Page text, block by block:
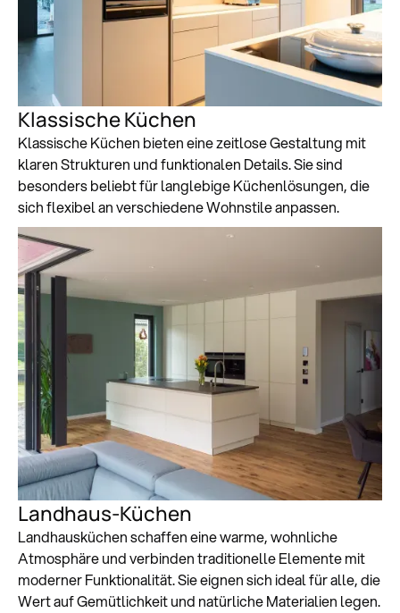
Zum Küchenstudio
Klassische Küchen
Klassische Küchen bieten eine zeitlose Gestaltung mit
klaren Strukturen und funktionalen Details. Sie sind
besonders beliebt für langlebige Küchenlösungen, die
sich flexibel an verschiedene Wohnstile anpassen.
Landhaus-Küchen
Landhausküchen schaffen eine warme, wohnliche
Atmosphäre und verbinden traditionelle Elemente mit
moderner Funktionalität. Sie eignen sich ideal für alle, die
Wert auf Gemütlichkeit und natürliche Materialien legen.